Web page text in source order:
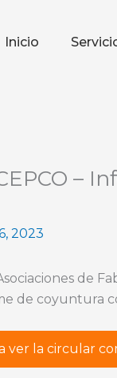
Inicio
–
2023
de
de coyuntura
ver la circular